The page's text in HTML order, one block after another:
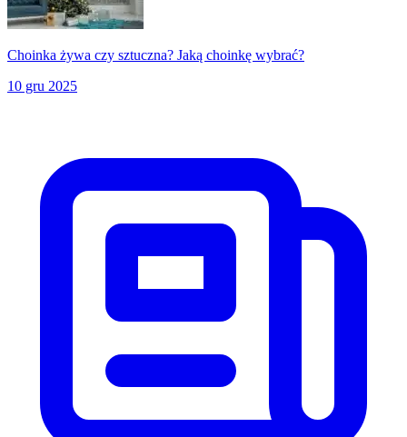
Choinka żywa czy sztuczna? Jaką choinkę wybrać?
10 gru 2025